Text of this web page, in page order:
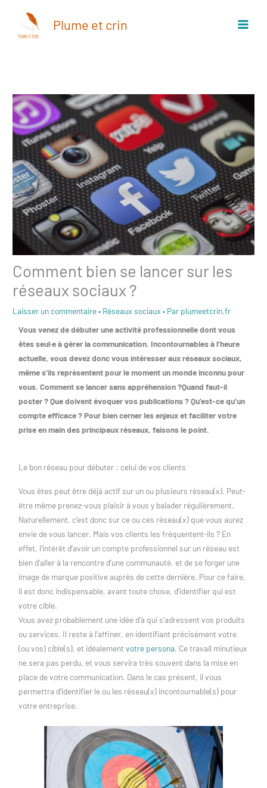
contenu
Plume et crin
Comment bien se lancer sur les
réseaux sociaux ?
Laisser un commentaire• Réseaux sociaux • Par plumeetcrin.fr
Vous venez de débuter une activité professionnelle dont vous
êtes seul·e à gérer la communication. Incontournables à l’heure
actuelle, vous devez donc vous intéresser aux réseaux sociaux,
même s’ils représentent pour le moment un monde inconnu pour
vous. Comment se lancer sans appréhension ?Quand faut-il
poster ? Que doivent évoquer vos publications ? Qu’est-ce qu’un
compte efficace ? Pour bien cerner les enjeux et faciliter votre
prise en main des principaux réseaux, faisons le point.
Le bon réseau pour débuter : celui de vos clients
Vous êtes peut être déjà actif sur un ou plusieurs réseau(x). Peut-
être même prenez-vous plaisir à vous y balader régulièrement.
Naturellement, c’est donc sur ce ou ces réseau(x) que vous aurez
envie de vous lancer. Mais vos clients les fréquentent-ils ? En
effet, l’intérêt d’avoir un compte professionnel sur un réseau est
bien d’aller à la rencontre d’une communauté, et de se forger une
image de marque positive auprès de cette dernière. Pour ce faire,
il est donc indispensable, avant toute chose, d’identifier qui est
votre cible.
Vous avez probablement une idée d’à qui s’adressent vos produits
ou services. Il reste à l’affiner, en identifiant précisément votre
(ou vos) cible(s), et idéalementvotre persona. Ce travail minutieux
ne sera pas perdu, et vous servira très souvent dans la mise en
place de votre communication. Dans le cas présent, il vous
permettra d’identifier le ou les réseau(x) incontournable(s) pour
votre entreprise.